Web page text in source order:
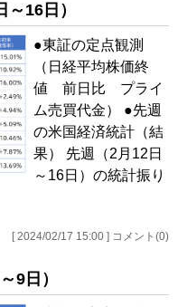
16日）
●東証の定点観測
（日経平均株価終
値 前日比 プライ
ム売買代金） ●先週
の米国経済統計（結
果） 先週（2月12日
～16日）の統計振り
[ 2024/02/17 15:00 ] コメント(0)
9日）